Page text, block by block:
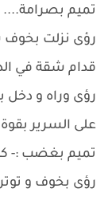
تميم بصرامة....
رؤى نزلت بخوف
قدام شقة في
رؤى وراه و
على السرير بقوة
تميم بغضب :-
رؤى بخوف و